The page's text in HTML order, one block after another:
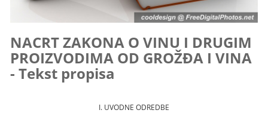
NACRT ZAKONA O VINU I DRUGIM
PROIZVODIMA OD GROŽĐA I VINA
- Tekst propisa
I. UVODNE ODREDBE